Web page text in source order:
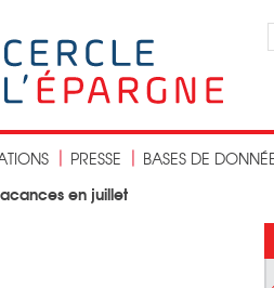
PRESSE
BASES DE
en juillet